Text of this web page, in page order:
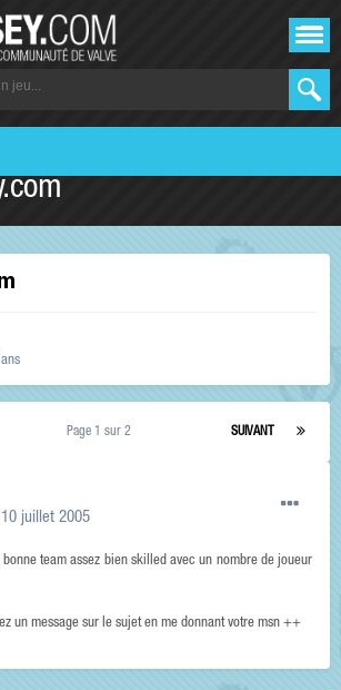
SUIVANT
Page 1 sur 2
juillet 2005
team assez bien skilled avec un nombre de joueur
un message sur le sujet en me donnant votre msn ++